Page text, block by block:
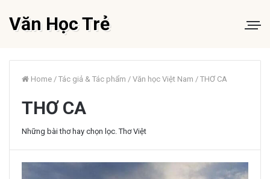
Văn Học Trẻ
Home / Tác giả & Tác phẩm / Văn học Việt Nam / THƠ CA
THƠ CA
Những bài thơ hay chọn lọc. Thơ Việt